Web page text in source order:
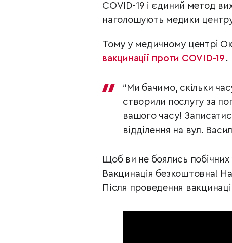
COVID-19 і єдиний метод
наголошують медики
Тому у медичному центрі
вакцинації проти COVID-19 .
“Ми бачимо, скільки
створили послугу за
вашого часу!
відділення на вул.
Щоб ви не боялись
Вакцинація безкоштовна!
Після проведення